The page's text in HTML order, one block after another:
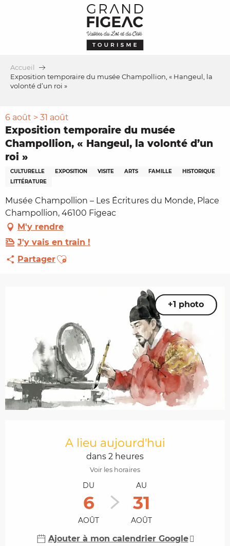
Accueil
Exposition temporaire du musée Champollion, « Hangeul, la
volonté d’un roi »
6 août > 31 août
Exposition temporaire du musée
Champollion, « Hangeul, la volonté d’un
roi »
CULTURELLE EXPOSITION VISITE ARTS FAMILLE
HISTORIQUE
LITTÉRATURE
Musée Champollion – Les Écritures du Monde, Place
Champollion, 46100 Figeac
M'y rendre
J'y vais en train !
PartagerAjouter aux favoris
+1 photo
A lieu aujourd'hui
dans 2 heures
Voir les horaires
DU
6
AOÛT
AU
31
AOÛT
Ajouter à mon calendrier Google